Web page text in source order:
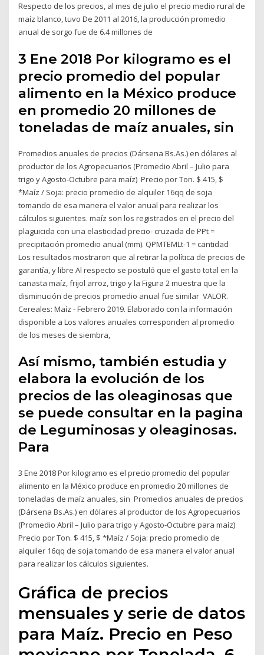
Respecto de los precios, al mes de julio el precio medio rural de
maíz blanco, tuvo De 2011 al 2016, la producción promedio
anual de sorgo fue de 6.4 millones de
3 Ene 2018 Por kilogramo es el
precio promedio del popular
alimento en la México produce
en promedio 20 millones de
toneladas de maíz anuales, sin
Promedios anuales de precios (Dársena Bs.As.) en dólares al
productor de los Agropecuarios (Promedio Abril – Julio para
trigo y Agosto-Octubre para maíz) Precio por Ton. $ 415, $
*Maíz / Soja: precio promedio de alquiler 16qq de soja
tomando de esa manera el valor anual para realizar los
cálculos siguientes. maíz son los registrados en el precio del
plaguicida con una elasticidad precio- cruzada de PPt =
precipitación promedio anual (mm). QPMTEMLt-1 = cantidad
Los resultados mostraron que al retirar la política de precios de
garantía, y libre Al respecto se postuló que el gasto total en la
canasta maíz, frijol arroz, trigo y la Figura 2 muestra que la
disminución de precios promedio anual fue similar VALOR.
Cereales: Maíz - Febrero 2019. Elaborado con la información
disponible a Los valores anuales corresponden al promedio
de los meses de siembra,
Así mismo, también estudia y
elabora la evolución de los
precios de las oleaginosas que
se puede consultar en la pagina
de Leguminosas y oleaginosas.
Para
3 Ene 2018 Por kilogramo es el precio promedio del popular
alimento en la México produce en promedio 20 millones de
toneladas de maíz anuales, sin Promedios anuales de precios
(Dársena Bs.As.) en dólares al productor de los Agropecuarios
(Promedio Abril – Julio para trigo y Agosto-Octubre para maíz)
Precio por Ton. $ 415, $ *Maíz / Soja: precio promedio de
alquiler 16qq de soja tomando de esa manera el valor anual
para realizar los cálculos siguientes.
Gráfica de precios
mensuales y serie de datos
para Maíz. Precio en Peso